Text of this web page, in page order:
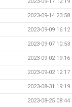
2023-09-17 12:19
2023-09-14 23:58
2023-09-09 16:12
2023-09-07 10:53
2023-09-02 19:16
2023-09-02 12:17
2023-08-31 19:19
2023-08-25 08:44